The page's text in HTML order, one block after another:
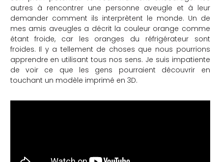
autres à rencontrer une personne aveugle et à leur
demander comment ils interprètent le monde. Un de
mes amis aveugles a décrit la couleur orange comme
étant froide, car les oranges du réfrigérateur sont
froides. Il y a tellement de choses que nous pourrions
apprendre en utilisant tous nos sens. Je suis impatiente
de voir ce que les gens pourraient découvrir en
touchant un modèle imprimé en 3D.